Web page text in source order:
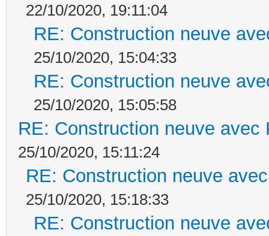
22/10/2020, 19:11:04
RE: Construction neuve
25/10/2020, 15:04:33
RE: Construction neuve
25/10/2020, 15:05:58
RE: Construction neuve avec
25/10/2020, 15:11:24
RE: Construction neuve
25/10/2020, 15:18:33
RE: Construction neuve